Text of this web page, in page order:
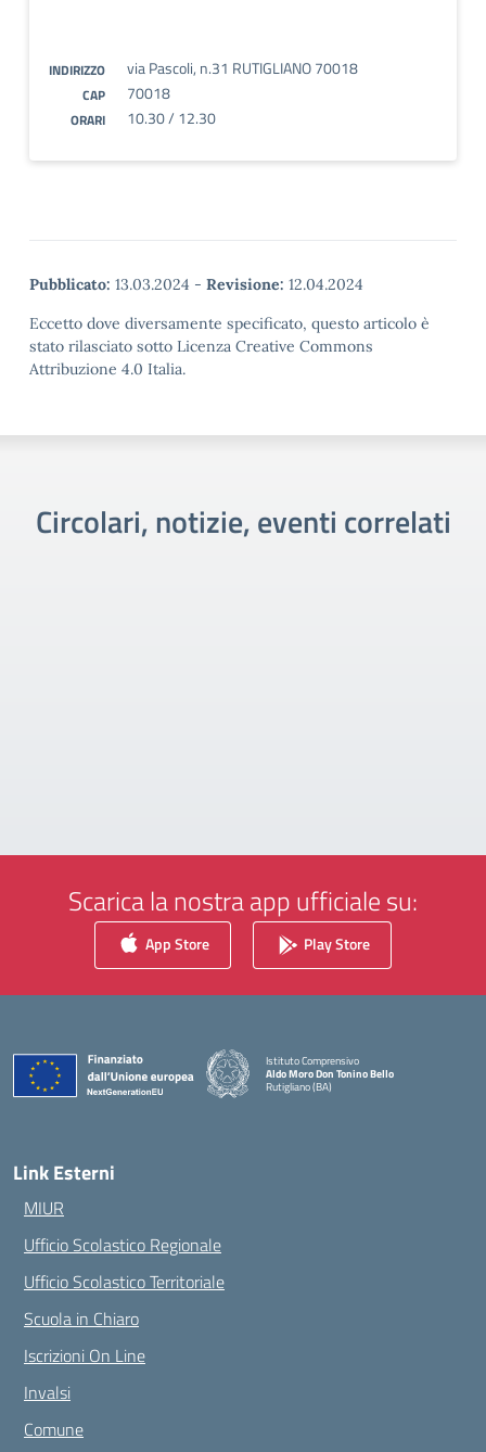
INDIRIZZO via Pascoli, n.31 RUTIGLIANO 70018
CAP 70018
ORARI 10.30 / 12.30
Pubblicato: 13.03.2024 - Revisione: 12.04.2024
Eccetto dove diversamente specificato, questo articolo è
stato rilasciato sotto Licenza Creative Commons
Attribuzione 4.0 Italia.
Circolari, notizie, eventi correlati
Scarica la nostra app ufficiale su:
App Store Play Store
Istituto Comprensivo
Aldo Moro Don Tonino Bello
Rutigliano (BA)
— Visita la pagina iniziale della scuola
Link Esterni
MIUR
Ufficio Scolastico Regionale
Ufficio Scolastico Territoriale
Scuola in Chiaro
Iscrizioni On Line
Invalsi
Comune